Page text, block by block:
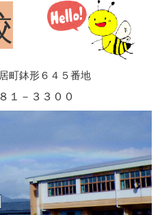
町鉢形６４５番地
１－３３００